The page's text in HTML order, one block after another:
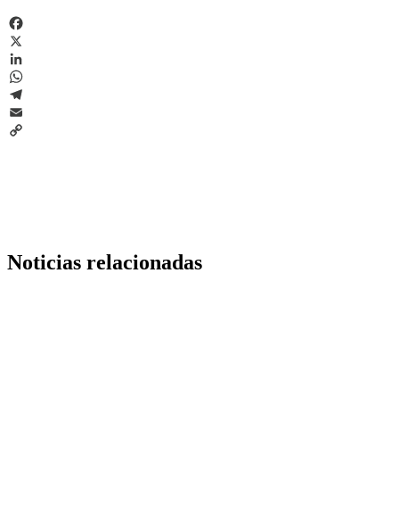
Facebook
X
LinkedIn
WhatsApp
Telegram
Email
Noticias relacionadas